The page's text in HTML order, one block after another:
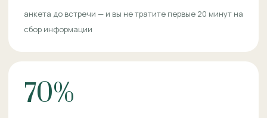
анкета до встречи — и вы не тратите первые 20 минут на
сбор информации
70%